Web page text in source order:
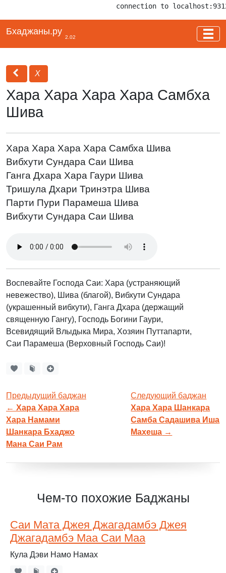
connection to
Бхаджаны.ру
2.02
Х
Хара Хара Хара Хара Самбха
Шива
Хара Хара Хара Хара Самбха Шива
Вибхути Сундара Саи Шива
Ганга Дхара Хара Гаури Шива
Тришула Дхари Тринэтра Шива
Парти Пури Парамеша Шива
Вибхути Сундара Саи Шива
Воспевайте Господа Саи: Хара (устраняющий
невежество), Шива (благой), Вибхути Сундара
(украшенный вибхути), Ганга Дхара (держащий
священную Гангу), Господь Богини Гаури,
Всевидящий Влыдыка Мира, Хозяин Путтапарти,
Саи Парамеша (Верховный Господь Саи)!
Предыдущий баджан
← Хара Хара Хара
Хара Намами
Шанкара Бхаджо
Мана Саи Рам
Следующий баджан
Хара Хара Шанкара
Самба Садашива Иша
Махеша →
Чем-то похожие Баджаны
Саи Мата Джея Джагадамбэ Джея
Джагадамбэ Маа Саи Маа
Кула Дэви Намо Намах